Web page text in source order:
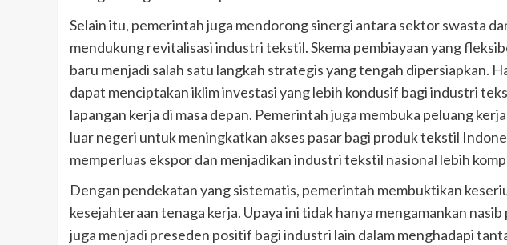
Selain itu, pemerintah juga mendorong sinergi antara sektor swasta
mendukung revitalisasi industri tekstil. Skema pembiayaan yang
baru menjadi salah satu langkah strategis yang tengah dipersiapkan.
dapat menciptakan iklim investasi yang lebih kondusif bagi industri
lapangan kerja di masa depan. Pemerintah juga membuka peluang
luar negeri untuk meningkatkan akses pasar bagi produk tekstil
memperluas ekspor dan menjadikan industri tekstil nasional lebih
Dengan pendekatan yang sistematis, pemerintah membuktikan
kesejahteraan tenaga kerja. Upaya ini tidak hanya mengamankan
juga menjadi preseden positif bagi industri lain dalam menghadapi